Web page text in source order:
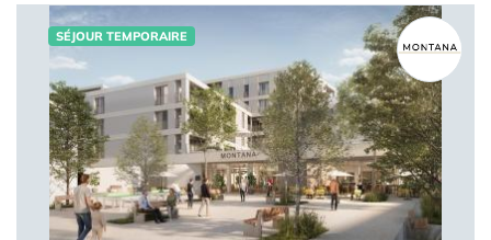
SÉJOUR TEMPORAIRE